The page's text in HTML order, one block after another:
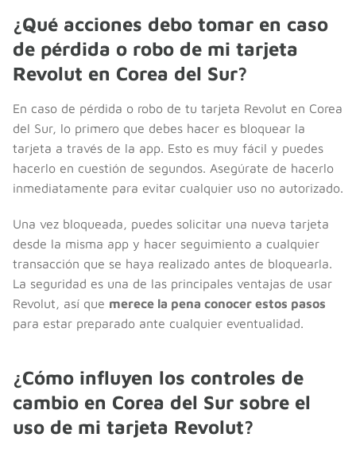
¿Qué acciones debo tomar en caso
de pérdida o robo de mi tarjeta
Revolut en Corea del Sur?
En caso de pérdida o robo de tu tarjeta Revolut en Corea
del Sur, lo primero que debes hacer es bloquear la
tarjeta a través de la app. Esto es muy fácil y puedes
hacerlo en cuestión de segundos. Asegúrate de hacerlo
inmediatamente para evitar cualquier uso no autorizado.
Una vez bloqueada, puedes solicitar una nueva tarjeta
desde la misma app y hacer seguimiento a cualquier
transacción que se haya realizado antes de bloquearla.
La seguridad es una de las principales ventajas de usar
Revolut, así que merece la pena conocer estos pasos
para estar preparado ante cualquier eventualidad.
¿Cómo influyen los controles de
cambio en Corea del Sur sobre el
uso de mi tarjeta Revolut?